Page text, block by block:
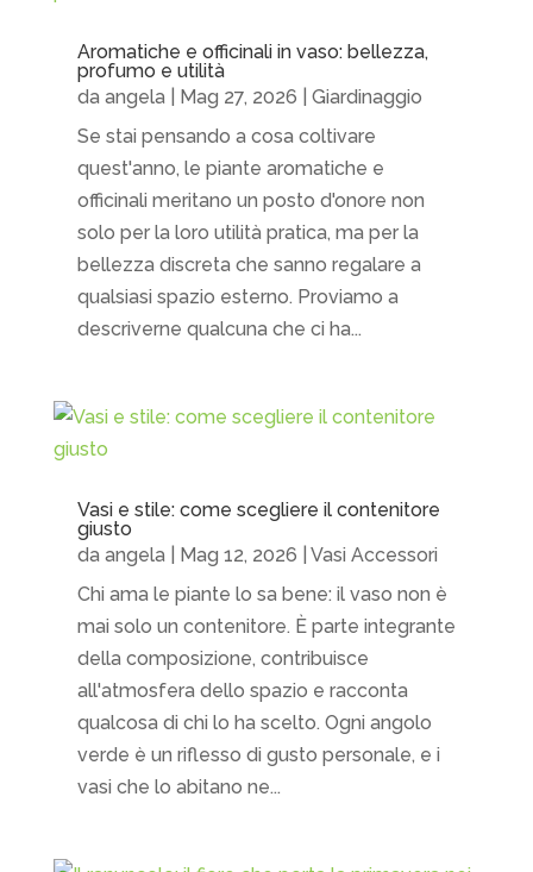
Aromatiche e officinali in vaso: bellezza,
profumo e utilità
da angela| Mag 27, 2026
Giardinaggio
Se stai pensando a cosa coltivare
quest'anno, le piante aromatiche e
officinali meritano un posto d'onore non
solo per la loro utilità pratica, ma per la
bellezza discreta che sanno regalare a
qualsiasi spazio esterno. Proviamo a
descriverne qualcuna che ci ha...
Vasi e stile: come scegliere il contenitore
giusto
da angela| Mag 12, 2026
Vasi Accessori
Chi ama le piante lo sa bene: il vaso non è
mai solo un contenitore. È parte integrante
della composizione, contribuisce
all'atmosfera dello spazio e racconta
qualcosa di chi lo ha scelto. Ogni angolo
verde è un riflesso di gusto personale, e i
vasi che lo abitano ne...